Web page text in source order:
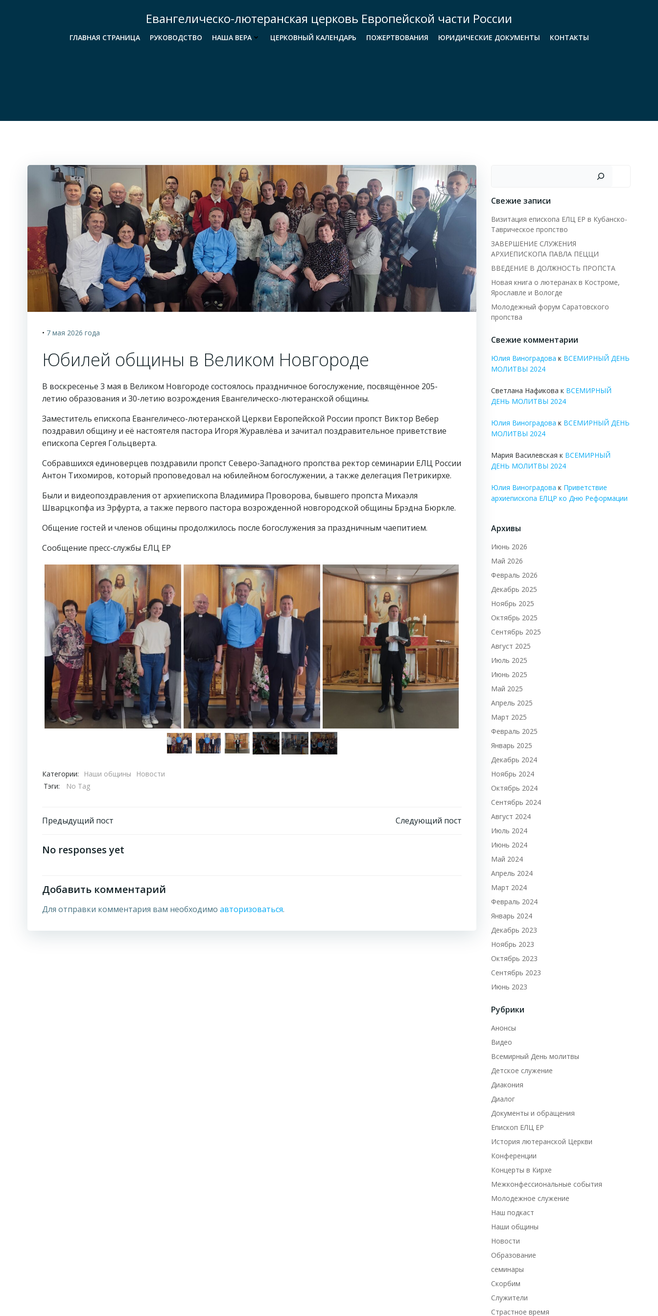
Евангелическо-лютеранская церковь Европейской части России
ГЛАВНАЯ СТРАНИЦА РУКОВОДСТВО НАША ВЕРА ЦЕРКОВНЫЙ КАЛЕНДАРЬ ПОЖЕРТВОВАНИЯ ЮРИДИЧЕСКИЕ ДОКУМЕНТЫ КОНТАКТЫ
• 7 мая 2026 года
Юбилей общины в Великом Новгороде
В воскресенье 3 мая в Великом Новгороде состоялось праздничное богослужение, посвящённое 205-
летию образования и 30-летию возрождения Евангелическо-лютеранской общины.
Заместитель епископа Евангеличесо-лютеранской Церкви Европейской России пропст Виктор Вебер
поздравил общину и её настоятеля пастора Игоря Журавлёва и зачитал поздравительное приветствие
епископа Сергея Гольцверта.
Собравшихся единоверцев поздравили пропст Северо-Западного пропства ректор семинарии ЕЛЦ России
Антон Тихомиров, который проповедовал на юбилейном богослужении, а также делегация Петрикирхе.
Были и видеопоздравления от архиепископа Владимира Проворова, бывшего пропста Михаэля
Шварцкопфа из Эрфурта, а также первого пастора возрожденной новгородской общины Брэдна Бюркле.
Общение гостей и членов общины продолжилось после богослужения за праздничным чаепитием.
Сообщение пресс-службы ЕЛЦ ЕР
Категории: Наши общины
Новости
Тэги:
No Tag
Навигация
по
Предыдущий пост Следующий пост
No responses yet
Добавить комментарий
Для отправки комментария вам необходимо авторизоваться.
Свежие записи
Визитация епископа ЕЛЦ ЕР в Кубанско-
Таврическое пропство
ЗАВЕРШЕНИЕ СЛУЖЕНИЯ
АРХИЕПИСКОПА ПАВЛА ПЕЦЦИ
ВВЕДЕНИЕ В ДОЛЖНОСТЬ ПРОПСТА
Новая книга о лютеранах в Костроме,
Ярославле и Вологде
Молодежный форум Саратовского
пропства
Свежие комментарии
Юлия Виноградова к ВСЕМИРНЫЙ ДЕНЬ
МОЛИТВЫ 2024
Светлана Нафикова к ВСЕМИРНЫЙ
ДЕНЬ МОЛИТВЫ 2024
Юлия Виноградова к ВСЕМИРНЫЙ ДЕНЬ
МОЛИТВЫ 2024
Мария Василевская к ВСЕМИРНЫЙ
ДЕНЬ МОЛИТВЫ 2024
Юлия Виноградова к Приветствие
архиепископа ЕЛЦР ко Дню Реформации
Архивы
Июнь 2026
Май 2026
Февраль 2026
Декабрь 2025
Ноябрь 2025
Октябрь 2025
Сентябрь 2025
Август 2025
Июль 2025
Июнь 2025
Май 2025
Апрель 2025
Март 2025
Февраль 2025
Январь 2025
Декабрь 2024
Ноябрь 2024
Октябрь 2024
Сентябрь 2024
Август 2024
Июль 2024
Июнь 2024
Май 2024
Апрель 2024
Март 2024
Февраль 2024
Январь 2024
Декабрь 2023
Ноябрь 2023
Октябрь 2023
Сентябрь 2023
Июнь 2023
Рубрики
Анонсы
Видео
Всемирный День молитвы
Детское служение
Диакония
Диалог
Документы и обращения
Епископ ЕЛЦ ЕР
История лютеранской Церкви
Конференции
Концерты в Кирхе
Межконфессиональные события
Молодежное служение
Наш подкаст
Наши общины
Новости
Образование
семинары
Скорбим
Служители
Страстное время